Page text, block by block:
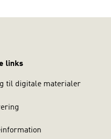
links
til digitale materialer